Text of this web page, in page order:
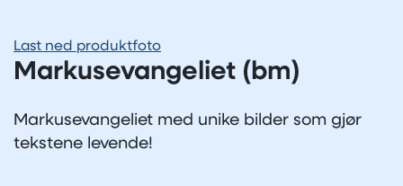
Last ned produktfoto
Markusevangeliet (bm)
Markusevangeliet med unike bilder som gjør
tekstene levende!